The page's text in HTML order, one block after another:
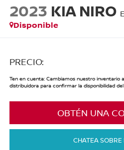
2023 KIA NIRO
Disponible
PRECIO:
Ten en cuenta: Cambiamos nuestro inventario
distribuidora para confirmar la disponibilidad del
OBTÉN UNA
CHATEA SOBRE